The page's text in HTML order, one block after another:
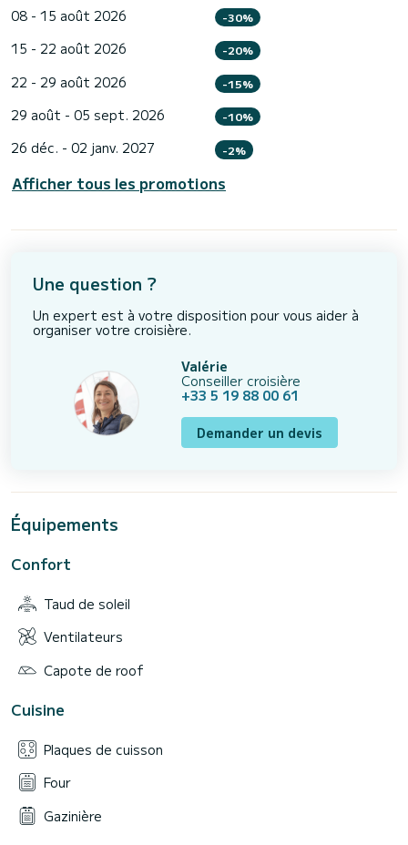
08 - 15 août 2026 -30%
15 - 22 août 2026 -20%
22 - 29 août 2026 -15%
29 août - 05 sept. 2026 -10%
26 déc. - 02 janv. 2027 -2%
Afficher tous les promotions
Une question ?
Un expert est à votre disposition pour vous aider à
organiser votre croisière.
Valérie
Conseiller croisière
+33 5 19 88 00 61
Demander un devis
Équipements
Confort
Taud de soleil
Ventilateurs
Capote de roof
Cuisine
Plaques de cuisson
Four
Gazinière